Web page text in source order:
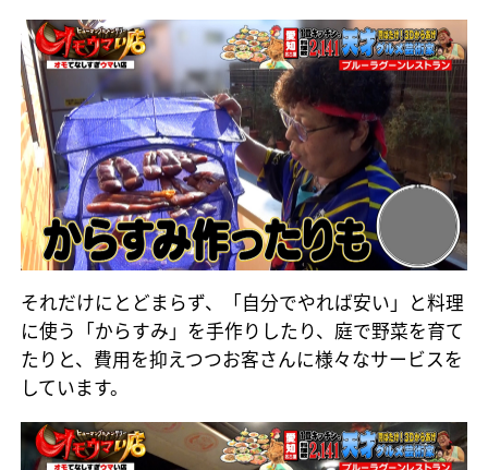
それだけにとどまらず、「自分でやれば安い」と料理
に使う「からすみ」を手作りしたり、庭で野菜を育て
たりと、費用を抑えつつお客さんに様々なサービスを
しています。